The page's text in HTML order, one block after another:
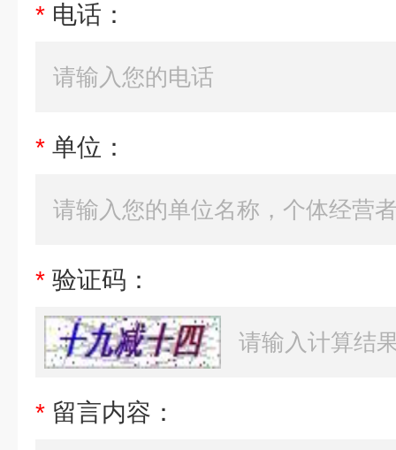
* 电话：
* 单位：
* 验证码：
* 留言内容：